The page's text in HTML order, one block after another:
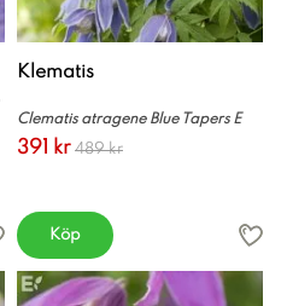
Klematis
Clematis atragene Blue Tapers E
391 kr 489 kr
Köp